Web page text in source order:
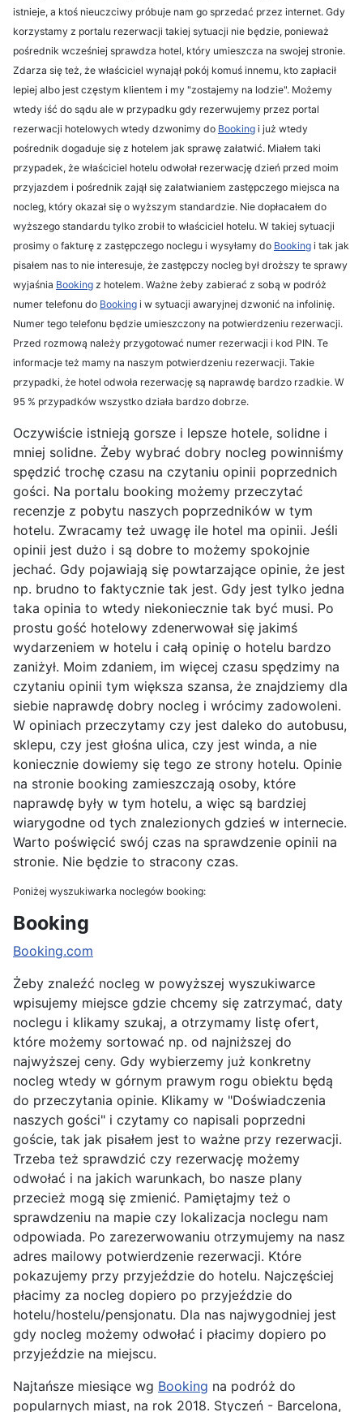
istnieje, a ktoś nieuczciwy próbuje nam go sprzedać przez internet. Gdy
korzystamy z portalu rezerwacji takiej sytuacji nie będzie, ponieważ
pośrednik wcześniej sprawdza hotel, który umieszcza na swojej stronie.
Zdarza się też, że właściciel wynajął pokój komuś innemu, kto zapłacił
lepiej albo jest częstym klientem i my "zostajemy na lodzie". Możemy
wtedy iść do sądu ale w przypadku gdy rezerwujemy przez portal
rezerwacji hotelowych wtedy dzwonimy do Booking i już wtedy
pośrednik dogaduje się z hotelem jak sprawę załatwić. Miałem taki
przypadek, że właściciel hotelu odwołał rezerwację dzień przed moim
przyjazdem i pośrednik zajął się załatwianiem zastępczego miejsca na
nocleg, który okazał się o wyższym standardzie. Nie dopłacałem do
wyższego standardu tylko zrobił to właściciel hotelu. W takiej sytuacji
prosimy o fakturę z zastępczego noclegu i wysyłamy do Booking i tak jak
pisałem nas to nie interesuje, że zastępczy nocleg był droższy te sprawy
wyjaśnia Booking z hotelem. Ważne żeby zabierać z sobą w podróż
numer telefonu do Booking i w sytuacji awaryjnej dzwonić na infolinię.
Numer tego telefonu będzie umieszczony na potwierdzeniu rezerwacji.
Przed rozmową należy przygotować numer rezerwacji i kod PIN. Te
informacje też mamy na naszym potwierdzeniu rezerwacji. Takie
przypadki, że hotel odwoła rezerwację są naprawdę bardzo rzadkie. W
95 % przypadków wszystko działa bardzo dobrze.
Oczywiście istnieją gorsze i lepsze hotele, solidne i
mniej solidne. Żeby wybrać dobry nocleg powinniśmy
spędzić trochę czasu na czytaniu opinii poprzednich
gości. Na portalu booking możemy przeczytać
recenzje z pobytu naszych poprzedników w tym
hotelu. Zwracamy też uwagę ile hotel ma opinii. Jeśli
opinii jest dużo i są dobre to możemy spokojnie
jechać. Gdy pojawiają się powtarzające opinie, że jest
np. brudno to faktycznie tak jest. Gdy jest tylko jedna
taka opinia to wtedy niekoniecznie tak być musi. Po
prostu gość hotelowy zdenerwował się jakimś
wydarzeniem w hotelu i całą opinię o hotelu bardzo
zaniżył. Moim zdaniem, im więcej czasu spędzimy na
czytaniu opinii tym większa szansa, że znajdziemy dla
siebie naprawdę dobry nocleg i wrócimy zadowoleni.
W opiniach przeczytamy czy jest daleko do autobusu,
sklepu, czy jest głośna ulica, czy jest winda, a nie
koniecznie dowiemy się tego ze strony hotelu. Opinie
na stronie booking zamieszczają osoby, które
naprawdę były w tym hotelu, a więc są bardziej
wiarygodne od tych znalezionych gdzieś w internecie.
Warto poświęcić swój czas na sprawdzenie opinii na
stronie. Nie będzie to stracony czas.
Poniżej wyszukiwarka noclegów booking:
Booking
Booking.com
Żeby znaleźć nocleg w powyższej wyszukiwarce
wpisujemy miejsce gdzie chcemy się zatrzymać, daty
noclegu i klikamy szukaj, a otrzymamy listę ofert,
które możemy sortować np. od najniższej do
najwyższej ceny. Gdy wybierzemy już konkretny
nocleg wtedy w górnym prawym rogu obiektu będą
do przeczytania opinie. Klikamy w "Doświadczenia
naszych gości" i czytamy co napisali poprzedni
goście, tak jak pisałem jest to ważne przy rezerwacji.
Trzeba też sprawdzić czy rezerwację możemy
odwołać i na jakich warunkach, bo nasze plany
przecież mogą się zmienić. Pamiętajmy też o
sprawdzeniu na mapie czy lokalizacja noclegu nam
odpowiada. Po zarezerwowaniu otrzymujemy na nasz
adres mailowy potwierdzenie rezerwacji. Które
pokazujemy przy przyjeździe do hotelu. Najczęściej
płacimy za nocleg dopiero po przyjeździe do
hotelu/hostelu/pensjonatu. Dla nas najwygodniej jest
gdy nocleg możemy odwołać i płacimy dopiero po
przyjeździe na miejscu.
Najtańsze miesiące wg Booking na podróż do
popularnych miast, na rok 2018. Styczeń - Barcelona,